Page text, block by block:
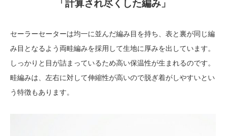
「計算され尽くした編み」
セーラーセーターは均一に並んだ編み目を持ち、表と裏が同じ編
み目となるよう両畦編みを採用して生地に厚みを出しています。
しっかりと目が詰まっているため高い保温性が生まれるのです。
畦編みは、左右に対して伸縮性が高いので脱ぎ着がしやすいとい
う特徴もあります。